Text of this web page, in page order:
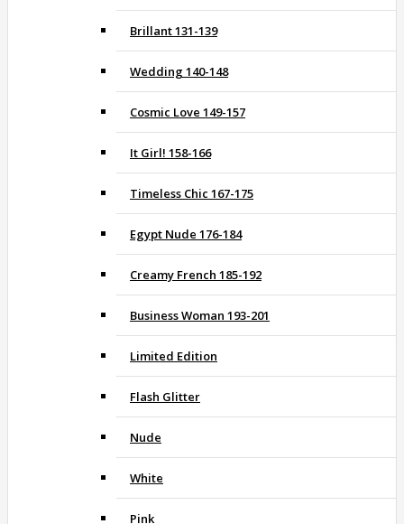
Brillant 131-139
Wedding 140-148
Cosmic Love 149-157
It Girl! 158-166
Timeless Chic 167-175
Egypt Nude 176-184
Creamy French 185-192
Business Woman 193-201
Limited Edition
Flash Glitter
Nude
White
Pink